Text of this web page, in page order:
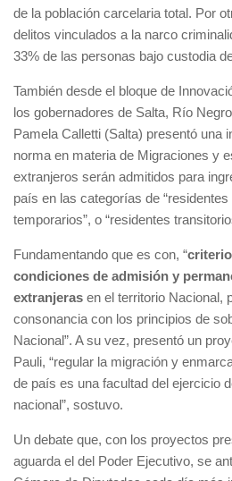
de la población carcelaria total. Por
delitos vinculados a la narco
33% de las personas bajo custodia
También desde el bloque de
los gobernadores de Salta, Río
Pamela Calletti (Salta) presentó una
norma en materia de Migraciones y
extranjeros serán admitidos para
país en las categorías de “residentes
temporarios”, o “residentes
Fundamentando que es con, “
condiciones de admisión y
extranjeras en el territorio Nacional,
consonancia con los principios de
Nacional”. A su vez, presentó un
Pauli, “regular la migración y
de país es una facultad del ejercicio
nacional”, sostuvo.
Un debate que, con los proyectos
aguarda el del Poder Ejecutivo, se